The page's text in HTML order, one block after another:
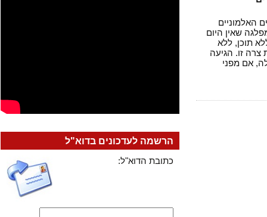
שאין היום
ללא
זו. הגיעה
אם מפני
הרשמה לעדכונים בדוא"ל
כתובת הדוא"ל: